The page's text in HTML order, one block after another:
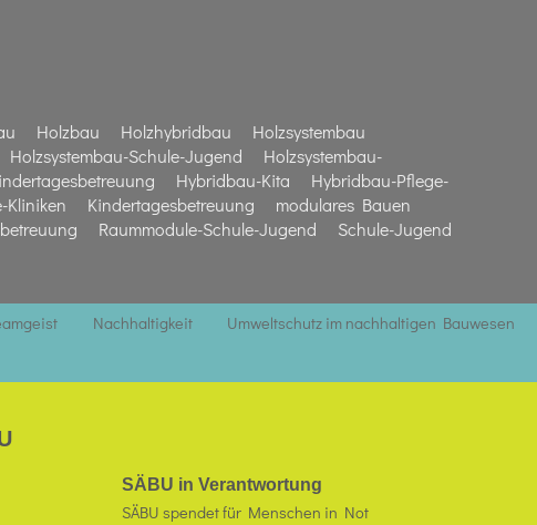
Holzbau Holzhybridbau
Holzsystembau
Holzsystembau-Schule-Jugend
Holzsystembau-
Hybridbau-Kita
Hybridbau-Pflege-
Kliniken Kindertagesbetreuung
modulares Bauen
Raummodule-Schule-Jugend
Schule-Jugend
Nachhaltigkeit
Umweltschutz im nachhaltigen Bauwesen
SÄBU in Verantwortung
SÄBU spendet für Menschen in Not